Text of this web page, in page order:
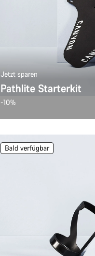
Jetzt sparen
Pathlite Starterkit
-10%
Bald verfügbar